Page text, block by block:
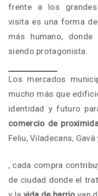
frente a los
visita es una forma
más humano, donde
siendo protagonista.
Los mercados
mucho más que
identidad y futuro
comercio de
Feliu, Viladecans, Gavà
, cada compra
de ciudad donde el